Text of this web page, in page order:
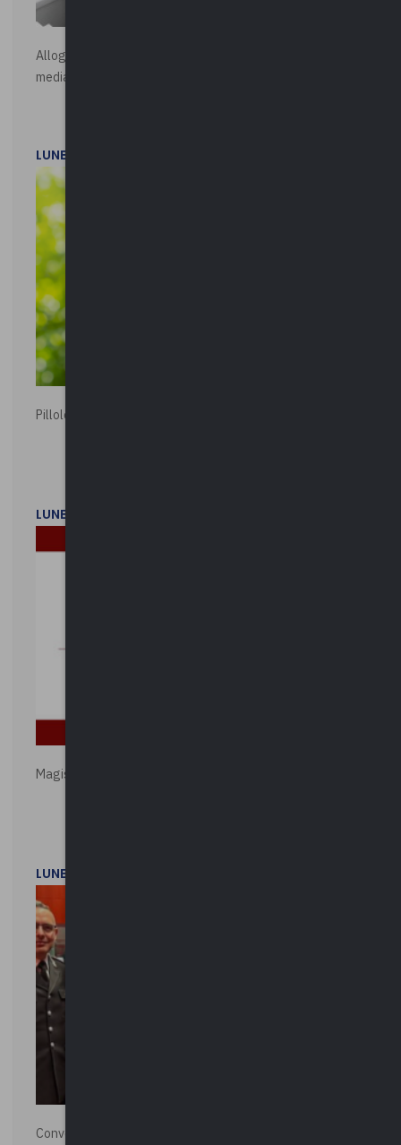
Alloggi di Edilizia Residenziale Pubblica - Vendita all'asta
mediante procedura asincrona telematica
LUNEDì 20 LUGLIO 2026
Pillole ambientali | 2026
LUNEDì 2 FEBBRAIO 2026
Magistratura e Costituzione. Le ragioni del SÌ e del NO
LUNEDì 1 DICEMBRE 2025
Convegno “La Polizia Locale per la sicurezza della città”,